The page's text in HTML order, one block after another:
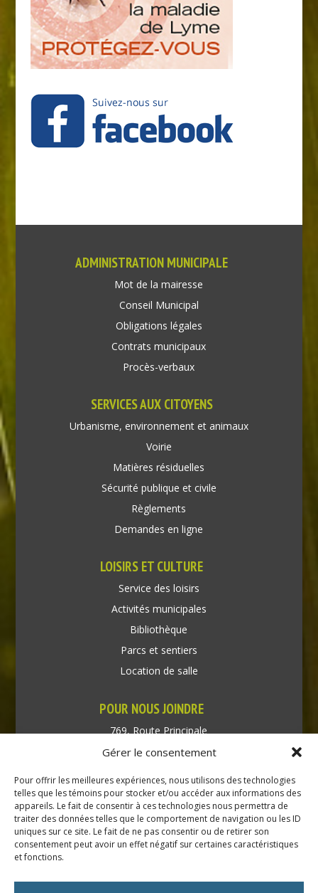
Gérer le consentement
Pour offrir les meilleures expériences, nous utilisons des technologies
telles que les témoins pour stocker et/ou accéder aux informations des
appareils. Le fait de consentir à ces technologies nous permettra de
traiter des données telles que le comportement de navigation ou les ID
uniques sur ce site. Le fait de ne pas consentir ou de retirer son
consentement peut avoir un effet négatif sur certaines caractéristiques
et fonctions.
ADMINISTRATION MUNICIPALE
Mot de la mairesse
Conseil Municipal
Obligations légales
Contrats municipaux
Procès-verbaux
SERVICES AUX CITOYENS
Urbanisme, environnement et animaux
Voirie
Matières résiduelles
Sécurité publique et civile
Règlements
Demandes en ligne
LOISIRS ET CULTURE
Service des loisirs
Activités municipales
Bibliothèque
Parcs et sentiers
Location de salle
POUR NOUS JOINDRE
769, Route Principale
Très-Saint-Rédempteur
Téléphone : (450) 451-5203
Direction générale :
dir@tressaintredempteur.ca